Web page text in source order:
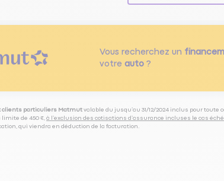
Vous recherchez un
votre auto?
clients particuliers Matmutvalable du jusqu’au 31/12/2024 inclus pour
limite de 450 €, à l’exclusion des cotisations d’assurance incluses le cas
qui viendra en déduction de la facturation.